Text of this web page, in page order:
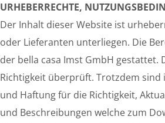
URHEBERRECHTE,
Der Inhalt dieser Website ist
oder Lieferanten unterliegen. Die
der bella casa Imst GmbH
Richtigkeit überprüft. Trotzdem sind
und Haftung für die Richtigkeit,
und Beschreibungen welche zum